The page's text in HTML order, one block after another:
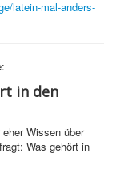
latein-mal-anders-
in den
Wissen über
Was gehört in